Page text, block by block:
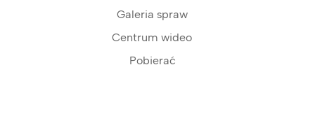
Galeria spraw
Centrum wideo
Pobierać